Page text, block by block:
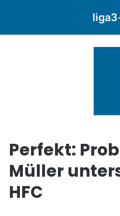
Perfekt:
Müller
HFC